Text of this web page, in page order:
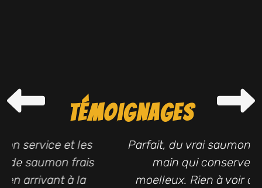
Témoignages
Parfait, du vrai saumon fumé coupé à la
main qui conserve un vrai côté
moelleux. Rien à voir avec le saumon